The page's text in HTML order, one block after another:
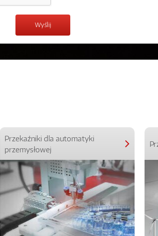
Przekaźniki dla automatyki
przemysłowej